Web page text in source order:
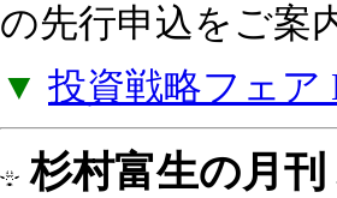
の先行申込をご案
▼ 投資戦略フェア
杉村富生の月